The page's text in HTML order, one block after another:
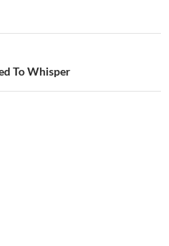
To Whisper